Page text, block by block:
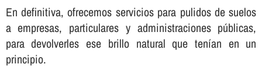
En definitiva, ofrecemos servicios para pulidos de suelos
a empresas, particulares y administraciones públicas,
para devolverles ese brillo natural que tení­an en un
principio.